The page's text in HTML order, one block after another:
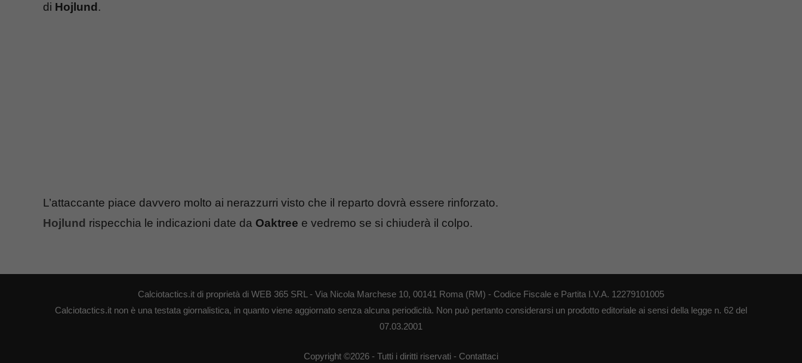
di Hojlund .
L’attaccante piace davvero molto ai nerazzurri visto che il reparto dovrà essere rinforzato.
Hojlund rispecchia le indicazioni date da Oaktree e vedremo se si chiuderà il colpo.
Calciotactics.it di proprietà di WEB 365 SRL - Via Nicola Marchese 10, 00141 Roma (RM) - Codice Fiscale e Partita I.V.A. 12279101005
Calciotactics.it non è una testata giornalistica, in quanto viene aggiornato senza alcuna periodicità. Non può pertanto considerarsi un prodotto editoriale ai sensi della legge n. 62 del
07.03.2001
Copyright ©2026 - Tutti i diritti riservati - Contattaci